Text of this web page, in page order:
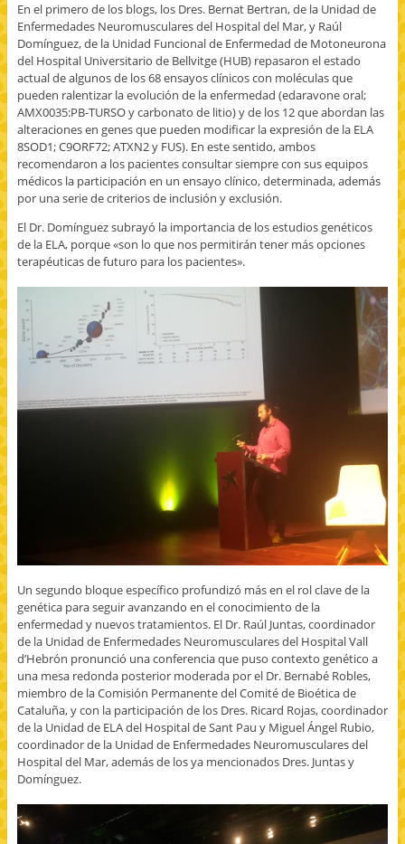
En el primero de los blogs, los Dres. Bernat Bertran, de la Unidad de
Enfermedades Neuromusculares del Hospital del Mar, y Raúl
Domínguez, de la Unidad Funcional de Enfermedad de Motoneurona
del Hospital Universitario de Bellvitge (HUB) repasaron el estado
actual de algunos de los 68 ensayos clínicos con moléculas que
pueden ralentizar la evolución de la enfermedad (edaravone oral;
AMX0035:PB-TURSO y carbonato de litio) y de los 12 que abordan las
alteraciones en genes que pueden modificar la expresión de la ELA
8SOD1; C9ORF72; ATXN2 y FUS). En este sentido, ambos
recomendaron a los pacientes consultar siempre con sus equipos
médicos la participación en un ensayo clínico, determinada, además
por una serie de criterios de inclusión y exclusión.
El Dr. Domínguez subrayó la importancia de los estudios genéticos
de la ELA, porque «son lo que nos permitirán tener más opciones
terapéuticas de futuro para los pacientes».
Un segundo bloque específico profundizó más en el rol clave de la
genética para seguir avanzando en el conocimiento de la
enfermedad y nuevos tratamientos. El Dr. Raúl Juntas, coordinador
de la Unidad de Enfermedades Neuromusculares del Hospital Vall
d’Hebrón pronunció una conferencia que puso contexto genético a
una mesa redonda posterior moderada por el Dr. Bernabé Robles,
miembro de la Comisión Permanente del Comité de Bioética de
Cataluña, y con la participación de los Dres. Ricard Rojas, coordinador
de la Unidad de ELA del Hospital de Sant Pau y Miguel Ángel Rubio,
coordinador de la Unidad de Enfermedades Neuromusculares del
Hospital del Mar, además de los ya mencionados Dres. Juntas y
Domínguez.